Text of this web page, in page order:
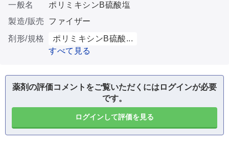
一般名
ポリミキシンB硫酸塩
製造/販売
ファイザー
剤形/規格
ポリミキシンB硫酸...
すべて見る
薬剤の評価コメントをご覧いただくにはログインが必要
です。
ログインして評価を見る